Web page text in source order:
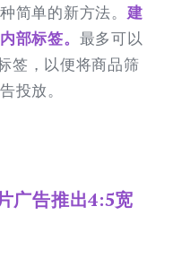
简单的新方法。 建
部标签。 最多可以
签，以便将商品筛
投放。
广告推出4:5宽